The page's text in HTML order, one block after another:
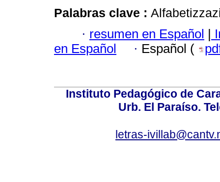
Palabras clave :
· resumen en Español |
en Español
· Español (
Instituto Pedagógico de
Urb. El Paraíso.
letras-